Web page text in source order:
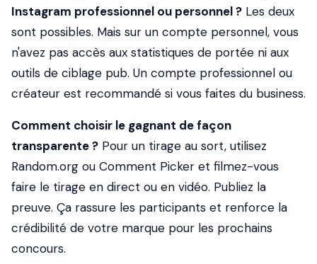
Instagram professionnel ou personnel ? Les deux
sont possibles. Mais sur un compte personnel, vous
n'avez pas accès aux statistiques de portée ni aux
outils de ciblage pub. Un compte professionnel ou
créateur est recommandé si vous faites du business.
Comment choisir le gagnant de façon
transparente ? Pour un tirage au sort, utilisez
Random.org ou Comment Picker et filmez-vous
faire le tirage en direct ou en vidéo. Publiez la
preuve. Ça rassure les participants et renforce la
crédibilité de votre marque pour les prochains
concours.